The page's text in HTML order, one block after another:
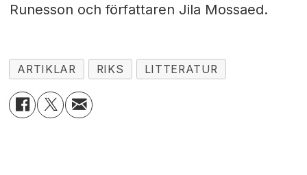
Runesson och författaren Jila Mossaed.
ARTIKLAR RIKS LITTERATUR